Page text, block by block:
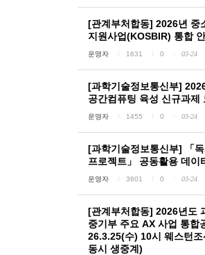
[관계부처합동] 2026년 중
지원사업(KOSBIR) 통합
운영자 1631 0 03-24
[과학기술정보통신부]
공간컴퓨팅 육성 신규과제
운영자 1455 0 03-24
[과학기술정보통신부] 「
프로젝트」 공동활용 데이
운영자 3601 0 03-24
[관계부처합동] 2026년도
중기부 주요 AX 사업 통합
26.3.25(수) 10시 웨스턴
동시 생중계)